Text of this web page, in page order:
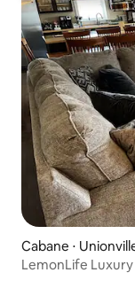
Cabane ⋅
LemonLife Luxury